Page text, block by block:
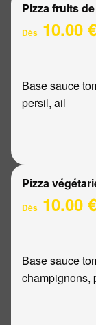
Pizza fruits
Dès 10.00 €
Base sauce
persil, ail
Pizza
Dès 10.00 €
Base sauce
champignons,